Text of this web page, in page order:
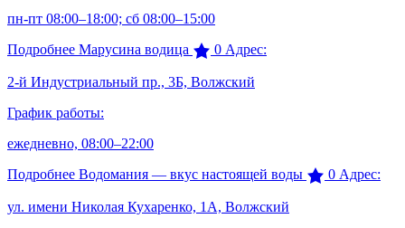
пн-пт 08:00–18:00; сб 08:00–15:00
Подробнее Марусина водица 0 Адрес:
2-й Индустриальный пр., 3Б, Волжский
График работы:
ежедневно, 08:00–22:00
Подробнее Водомания — вкус настоящей воды 0 Адрес:
ул. имени Николая Кухаренко, 1А, Волжский